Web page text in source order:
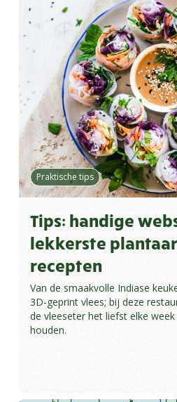
Praktische tips
Tips: handige
lekkerste
recepten
Van de smaakvolle Indiase
3D-geprint vlees; bij deze
de vleeseter het liefst elke
houden.